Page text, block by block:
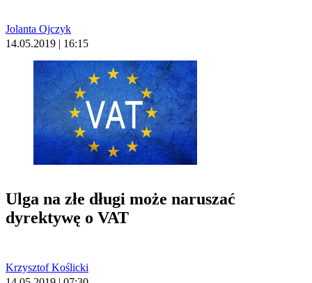
Jolanta Ojczyk
14.05.2019 | 16:15
Ulga na złe długi może naruszać
dyrektywę o VAT
Krzysztof Koślicki